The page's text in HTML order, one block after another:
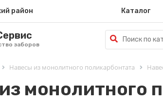
район Каталог
заборов
Навесы из монолитного поликарбонтата
монолитного